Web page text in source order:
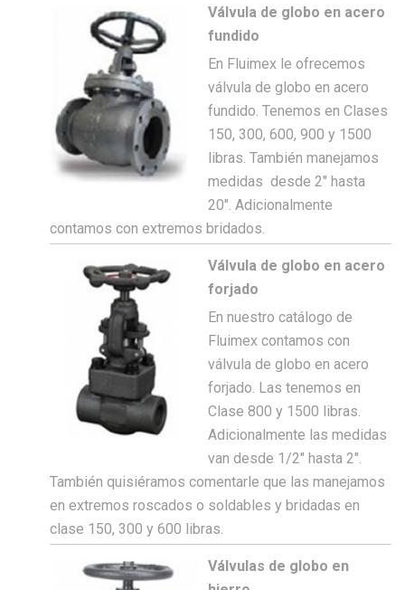
Válvula de globo en acero
fundido
En Fluimex le ofrecemos
válvula de globo en acero
fundido. Tenemos en Clases
150, 300, 600, 900 y 1500
libras. También manejamos
medidas desde 2″ hasta
20″. Adicionalmente
contamos con extremos bridados.
Válvula de globo en acero
forjado
En nuestro catálogo de
Fluimex contamos con
válvula de globo en acero
forjado. Las tenemos en
Clase 800 y 1500 libras.
Adicionalmente las medidas
van desde 1/2″ hasta 2″.
También quisiéramos comentarle que las manejamos
en extremos roscados o soldables y bridadas en
clase 150, 300 y 600 libras.
Válvulas de globo en